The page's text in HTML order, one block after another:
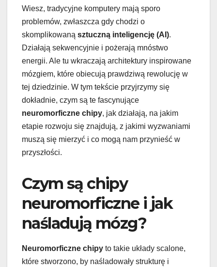
Wiesz, tradycyjne komputery mają sporo
problemów, zwłaszcza gdy chodzi o
skomplikowaną sztuczną inteligencję (AI).
Działają sekwencyjnie i pożerają mnóstwo
energii. Ale tu wkraczają architektury inspirowane
mózgiem, które obiecują prawdziwą rewolucję w
tej dziedzinie. W tym tekście przyjrzymy się
dokładnie, czym są te fascynujące
neuromorficzne chipy, jak działają, na jakim
etapie rozwoju się znajdują, z jakimi wyzwaniami
muszą się mierzyć i co mogą nam przynieść w
przyszłości.
Czym są chipy
neuromorficzne i jak
naśladują mózg?
Neuromorficzne chipy to takie układy scalone,
które stworzono, by naśladowały strukturę i